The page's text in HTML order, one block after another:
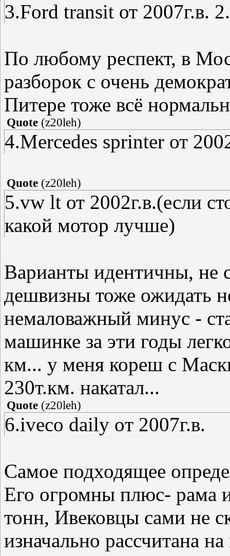
3.Ford transit от 2007г.в.
По любому респект, в
разборок с очень
Питере тоже всё
Quote (z20leh)
4.Mercedes sprinter от
Quote (z20leh)
5.vw lt от 2002г.в.(если
какой мотор лучше)
Варианты идентичны, не
дешвизны тоже ожидать
немаловажный минус -
машинке за эти годы
км... у меня кореш с
230т.км. накатал...
Quote (z20leh)
6.iveco daily oт 2007г.в.
Самое подходящее
Его огромны плюс- рама
тонн, Ивековцы сами не
изначально рассчитана